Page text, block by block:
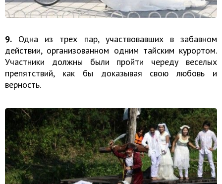
9. Одна из трех пар, участвовавших в забавном
действии, организованном одним тайским курортом.
Участники должны были пройти череду веселых
препятствий, как бы доказывая свою любовь и
верность.